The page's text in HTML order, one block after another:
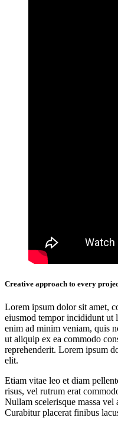
Creative approach to every
Lorem ipsum dolor sit amet,
eiusmod tempor incididunt ut
enim ad minim veniam, quis
ut aliquip ex ea commodo
reprehenderit. Lorem ipsum
elit.
Etiam vitae leo et diam
risus, vel rutrum erat
Nullam scelerisque massa vel
Curabitur placerat finibus